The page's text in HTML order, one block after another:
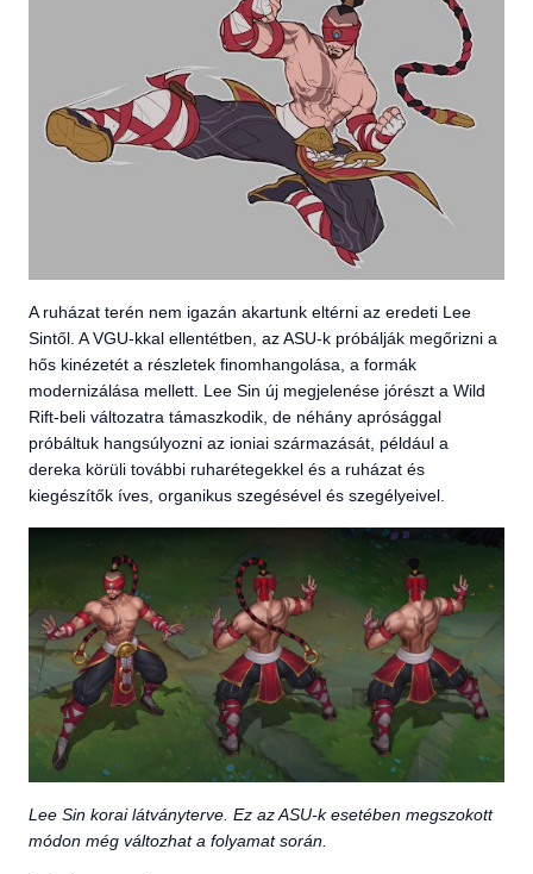
A ruházat terén nem igazán akartunk eltérni az eredeti Lee
Sintől. A VGU-kkal ellentétben, az ASU-k próbálják megőrizni a
hős kinézetét a részletek finomhangolása, a formák
modernizálása mellett. Lee Sin új megjelenése jórészt a Wild
Rift-beli változatra támaszkodik, de néhány aprósággal
próbáltuk hangsúlyozni az ioniai származását, például a
dereka körüli további ruharétegekkel és a ruházat és
kiegészítők íves, organikus szegésével és szegélyeivel.
Lee Sin korai látványterve. Ez az ASU-k esetében megszokott
módon még változhat a folyamat során.